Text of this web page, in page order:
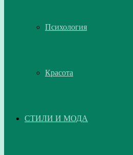
Психология
Красота
СТИЛИ И МОДА